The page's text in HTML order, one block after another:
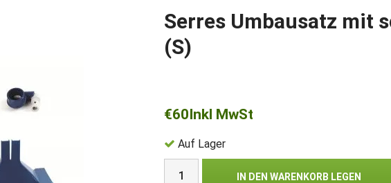
Serres Umbausatz mit
(S)
€60Inkl MwSt
Auf Lager
IN DEN WARENKORB LEGEN